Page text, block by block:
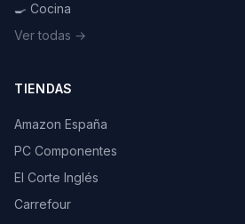
🍳 Cocina
Ver todas →
TIENDAS
Amazon España
PC Componentes
El Corte Inglés
Carrefour